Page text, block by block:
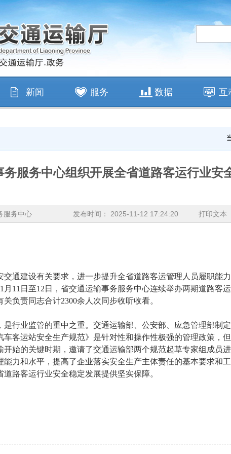
新闻 服务 数据 互
服务中心组织开展全省道路客运行业安
服务中心 发布时间： 2025-11-12 17:24:20 打印文本
建设有关要求，进一步提升全省道路客运管理人员履职能
11日至12日，省交通运输事务服务中心连续举办两期道路客
负责同志合计2300余人次同步收听收看。
业监管的重中之重。交通运输部、公安部、应急管理部制
客运站安全生产规范》是针对性和操作性极强的管理政策，
始的关键时期，邀请了交通运输部两个规范起草专家组成员
力和水平，提高了企业落实安全生产主体责任的基本要求和
路客运行业安全稳定发展提供坚实保障。